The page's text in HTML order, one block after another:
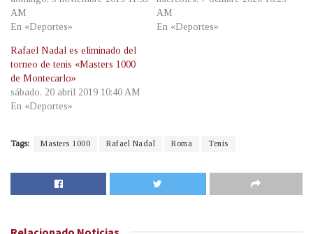
AM
En «Deportes»
AM
En «Deportes»
Rafael Nadal es eliminado del
torneo de tenis «Masters 1000
de Montecarlo»
sábado, 20 abril 2019 10:40 AM
En «Deportes»
Tags: Masters 1000 Rafael Nadal Roma Tenis